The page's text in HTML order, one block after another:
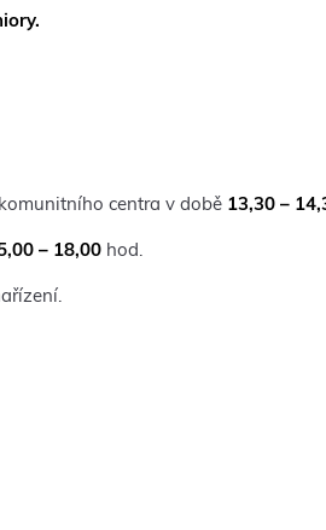
centra v době 13,30 –
– 18,00 hod.